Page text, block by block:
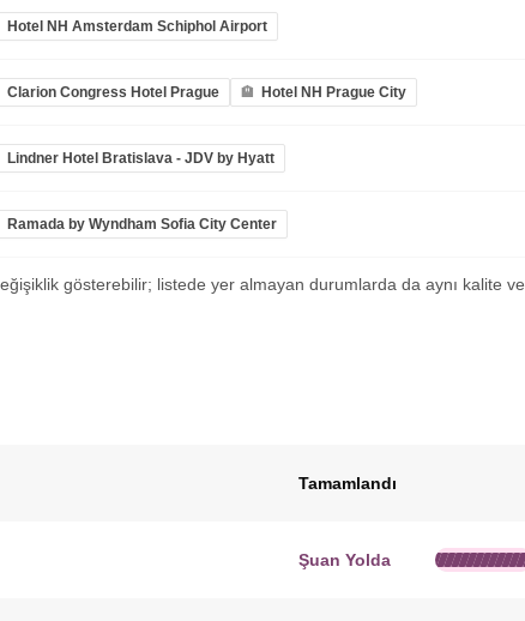
Hotel NH Amsterdam Schiphol Airport
Clarion Congress Hotel Prague Hotel NH Prague City
Lindner Hotel Bratislava - JDV by Hyatt
Ramada by Wyndham Sofia City Center
gösterebilir; listede yer almayan durumlarda da aynı kalite ve
Tamamlandı
Şuan Yolda